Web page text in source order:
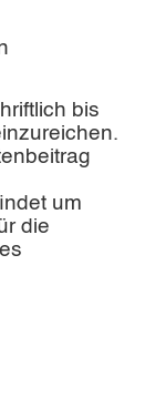
bis
um
die